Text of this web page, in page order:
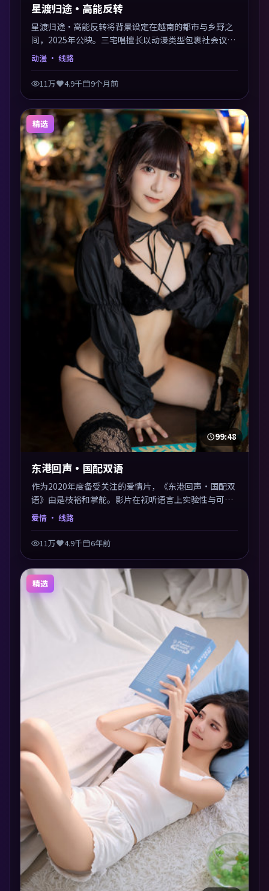
星渡归途·高能反转
星渡归途·高能反转将背景设定在越南的都市与乡野之
间，2025年公映。三宅唱擅长以动漫类型包裹社会议
题，节奏张弛有度，留白处耐人寻味。剪辑利落，悬念
钩子分布均匀，适合一口气看完。
动漫 · 线路
11万 4.9千 9个月前
精选
99:48
东港回声·国配双语
作为2020年度备受关注的爱情片，《东港回声·国配双
语》由是枝裕和掌舵。影片在视听语言上实验性与可看
性兼顾，人物关系错综复杂，后劲十足。美术与服化还
爱情 · 线路
11万 4.9千 6年前
精选